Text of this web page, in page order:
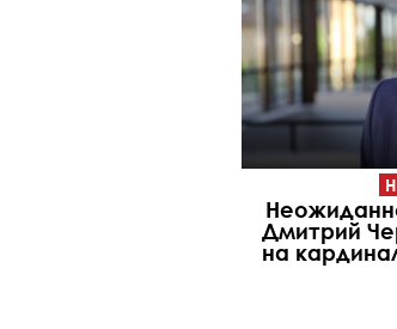
Дмитрий
на